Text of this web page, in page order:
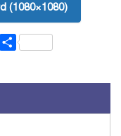
(1080×1080)
ViberShare